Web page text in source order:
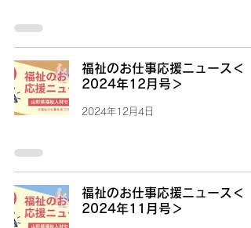
福祉のお仕事応援ニュース＜
2024年12月号＞
2024年12月4日
福祉のお仕事応援ニュース＜
2024年11月号＞